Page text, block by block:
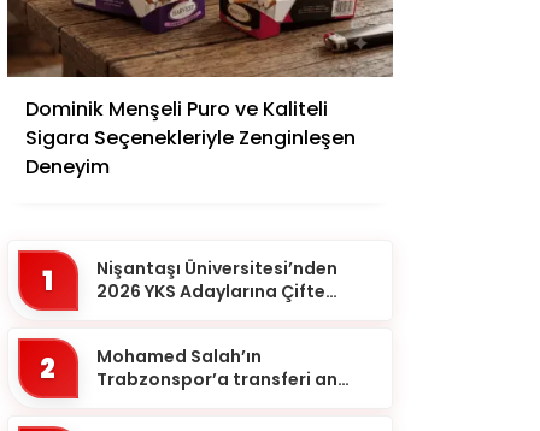
Dominik Menşeli Puro ve Kaliteli
Sigara Seçenekleriyle Zenginleşen
Deneyim
1
Nişantaşı Üniversitesi’nden
2026 YKS Adaylarına Çifte
2
Mohamed Salah’ın
Trabzonspor’a transferi an
Adana
Adıyaman
Afyonkarahisar
Aksaray
Amasya
Antalya